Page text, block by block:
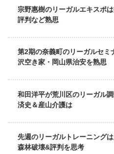
宗野惠樹のリーガルエキスポ
評判など熟思
第2期の奈義町のリーガルセミ
沢空き家・岡山県治安を熟思
和田洋平が荒川区のリーガル
済史＆産山介護は
先週のリーガルトレーニング
森林破壊&評判を思考